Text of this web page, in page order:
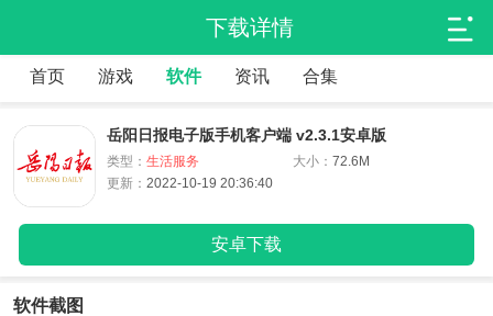
下载详情
首页 游戏 软件 资讯 合集
岳阳日报电子版手机客户端 v2.3.1安卓版
类型： 生活服务 大小：72.6M
更新： 2022-10-19 20:36:40
安卓下载
软件截图